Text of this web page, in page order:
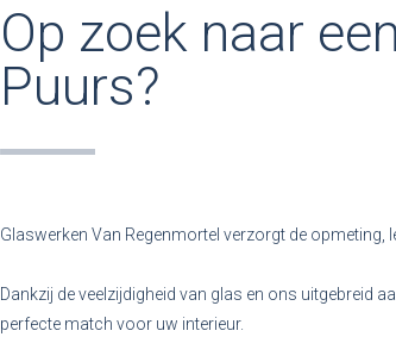
Op zoek naar
Puurs?
Glaswerken Van Regenmortel verzorgt de opmeting,
Dankzij de veelzijdigheid van glas en ons uitgebreid
perfecte match voor uw interieur.